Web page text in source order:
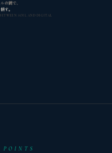
の間で、
す。
SOIL AND DIGITAL